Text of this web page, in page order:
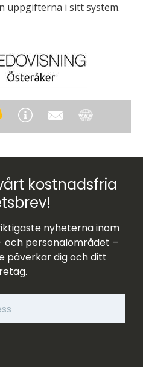
uppgifterna i sitt system.
kostnadsfria
nyheterna inom
och personalområdet –
påverkar dig och ditt